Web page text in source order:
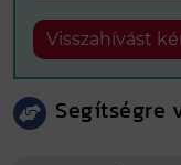
Visszahívást
Segítségre